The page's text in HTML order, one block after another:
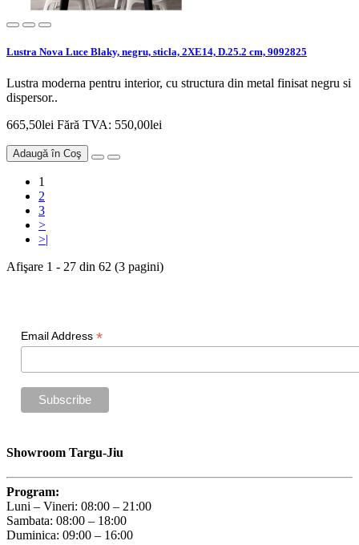
Lustra Nova Luce Blaky, negru, sticla, 2XE14, D.25.2 cm, 9092825
Lustra moderna pentru interior, cu structura din metal finisat negru si
dispersor..
665,50lei Fără TVA: 550,00lei
Adaugă în Coş
1
2
3
>
>|
Afişare 1 - 27 din 62 (3 pagini)
Email Address *
Showroom Targu-Jiu
Program:
Luni – Vineri: 08:00 – 21:00
Sambata: 08:00 – 18:00
Duminica: 09:00 – 16:00